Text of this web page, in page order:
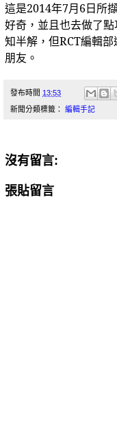
這是2014年7月6日所
好奇，並且也去做了
知半解，但RCT編輯部
朋友。
發布時間 13:53
新聞分類標籤： 編輯手記
沒有留言:
張貼留言